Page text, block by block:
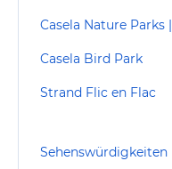
Casela Bird Park
Strand Flic en Flac
Sehenswürdigkeiten